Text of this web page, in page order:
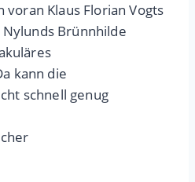
voran Klaus Florian Vogts
Brünnhilde
kann die
schnell genug